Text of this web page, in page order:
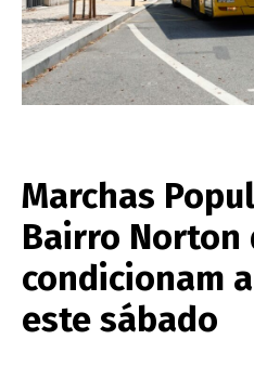
Marchas
Bairro Norton
condicionam
este sábado